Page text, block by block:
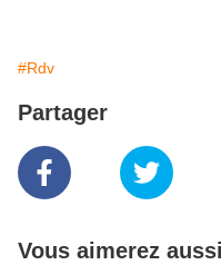
#Rdv
Partager
Vous aimerez aussi